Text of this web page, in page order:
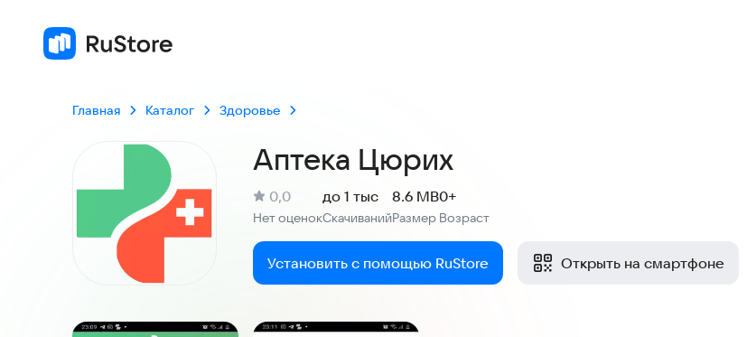
Главная Каталог Здоровье
Аптека Цюрих
Рейтинг:
0,0
Нет оценокСкачиваний
до 1 тыс
Размер
8.6 MB
Возраст
0+
Установить с помощью RuStore Открыть на смартфоне
Скриншоты